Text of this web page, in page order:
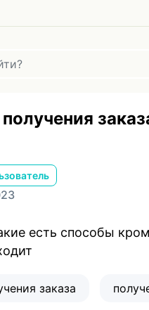
есть способы
заказа